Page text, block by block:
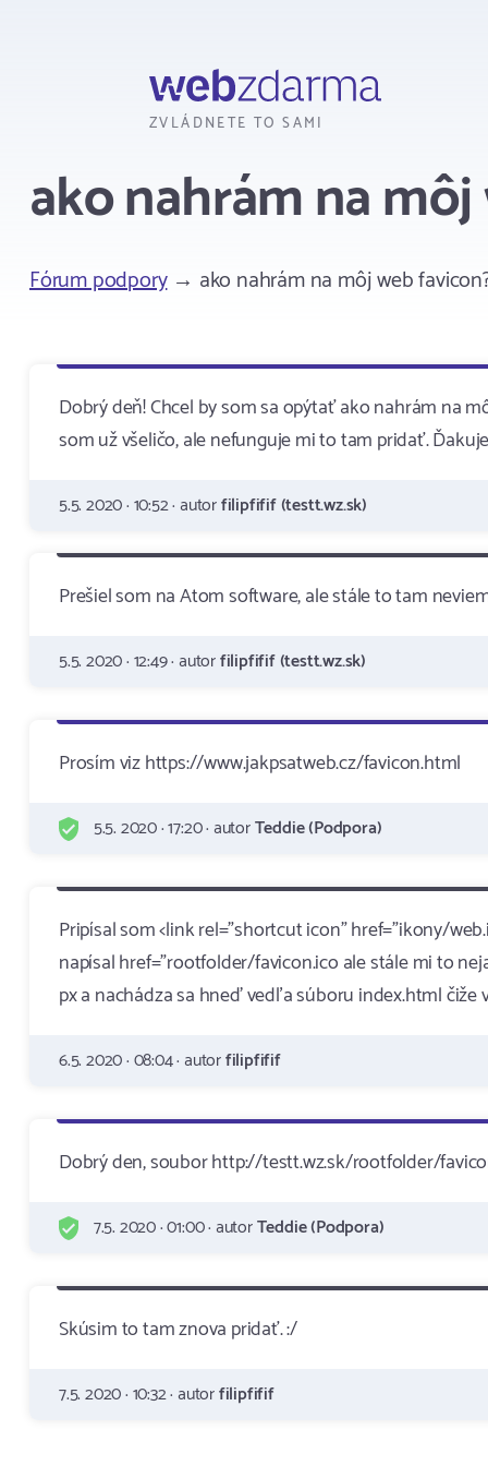
ZVLÁDNETE TO SAMI
ako nahrám na
Fórum podpory→ ako nahrám na môj web
Dobrý deň! Chcel by som sa opýtať ako nahrám na
som už všeličo, ale nefunguje mi to tam pridať.
5.5. 2020 · 10:52 · autorfilipfifif (testt.wz.sk)
Prešiel som na Atom software, ale stále to tam
5.5. 2020 · 12:49 · autorfilipfifif (testt.wz.sk)
Prosím viz https://www.jakpsatweb.cz/favicon.html
5.5. 2020 · 17:20 · autorTeddie (Podpora)
Pripísal som <link rel="shortcut icon" href="ikony/
napísal href="rootfolder/favicon.ico ale stále mi to
px a nachádza sa hneď vedľa súboru index.html
6.5. 2020 · 08:04 · autorfilipfifif
Dobrý den, soubor http://testt.wz.sk/rootfolder/
7.5. 2020 · 01:00 · autorTeddie (Podpora)
Skúsim to tam znova pridať. :/
7.5. 2020 · 10:32 · autorfilipfifif